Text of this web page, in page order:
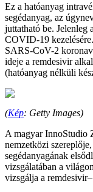
Ez a hatóanyag
segédanyag, az
juttatható be. Jelenleg
COVID-19
SARS-CoV-2
ideje a remdesivir
(hatóanyag nélküli
(Kép: Getty Images)
A magyar InnoStudio
nemzetközi
segédanyagának
vizsgálatában a
vizsgálja a